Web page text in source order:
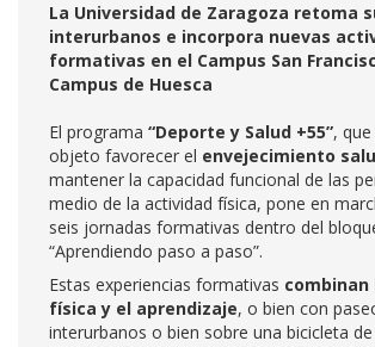
La Universidad de Zaragoza retoma
interurbanos e incorpora nuevas
formativas en el Campus San
Campus de Huesca
El programa “Deporte y Salud +55”,
objeto favorecer el envejecimiento
mantener la capacidad funcional de las
medio de la actividad física, pone en
seis jornadas formativas dentro del
“Aprendiendo paso a paso”.
Estas experiencias formativas
física y el aprendizaje, o bien con
interurbanos o bien sobre una bicicleta